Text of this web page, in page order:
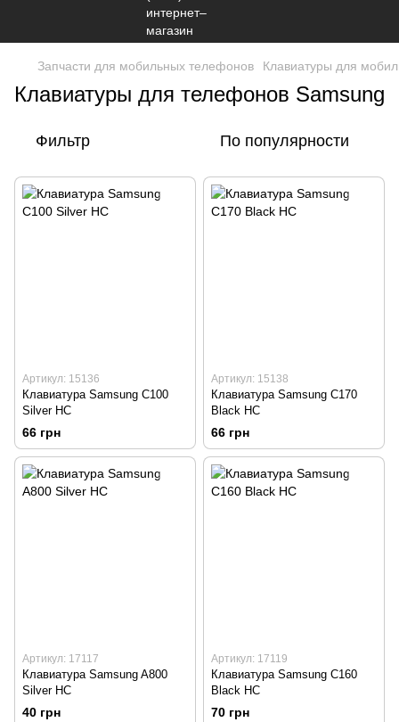
Запчасти для мобильных телефонов Клавиатуры для
Клавиатуры для телефонов Samsung
Фильтр По популярности
Артикул: 15136
Клавиатура Samsung C100
Silver HC
66 грн
Артикул: 15138
Клавиатура Samsung C170
Black HC
66 грн
Артикул: 17117
Клавиатура Samsung A800
Silver HC
40 грн
Артикул: 17119
Клавиатура Samsung C160
Black HC
70 грн